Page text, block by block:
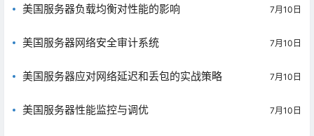
美国服务器负载均衡对性能的影响 7月10日
美国服务器网络安全审计系统 7月10日
美国服务器应对网络延迟和丢包的实战策略 7月10日
美国服务器性能监控与调优 7月10日